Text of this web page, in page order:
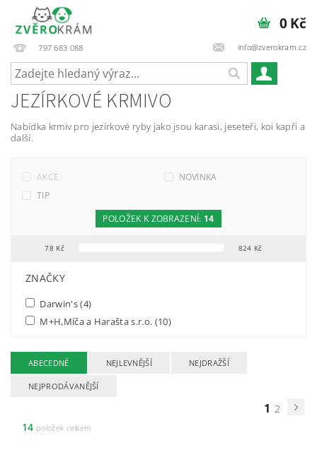
797 683 088 info@zverokram.cz
0 Kč
JEZÍRKOVÉ KRMIVO
Nabídka krmiv pro jezírkové ryby jako jsou karasi, jeseteři, koi kapři a
další.
AKCE
NOVINKA
TIP
78 Kč 824 Kč
POLOŽEK K ZOBRAZENÍ: 14
FILTR PODLE PARAMETRŮ, VLASTNOSTÍ A VÝROBCŮ
ZNAČKY
Darwin's(4)
M+H,Míča a Harašta s.r.o. (10)
ABECEDNĚ NEJLEVNĚJŠÍ NEJDRAŽŠÍ
NEJPRODÁVANĚJŠÍ
1 2
14 položek celkem